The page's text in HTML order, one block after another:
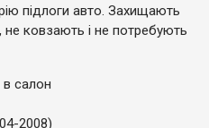
підлоги авто. Захищають
не ковзають і не потребують
в салон
2008)